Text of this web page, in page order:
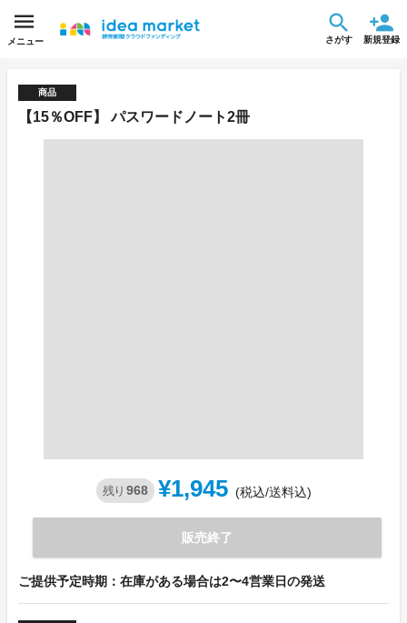
メニュー さがす 新規登録
商品
【15％OFF】 パスワードノート2冊
残り 968 ¥1,945 (税込/送料込)
販売終了
ご提供予定時期：在庫がある場合は2〜4営業日の発送